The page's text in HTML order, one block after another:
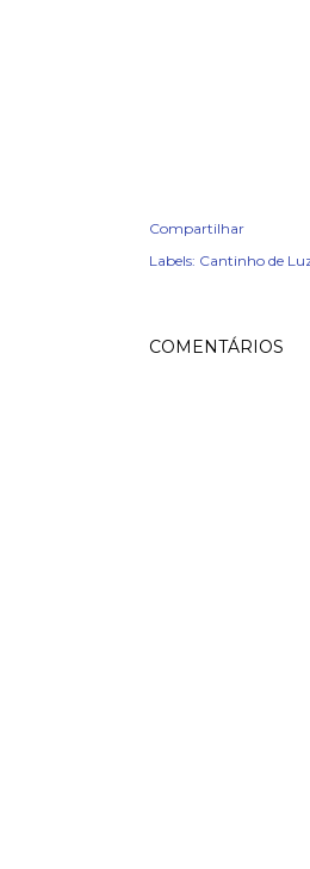
Compartilhar
Labels: Cantinho de
COMENTÁRIOS